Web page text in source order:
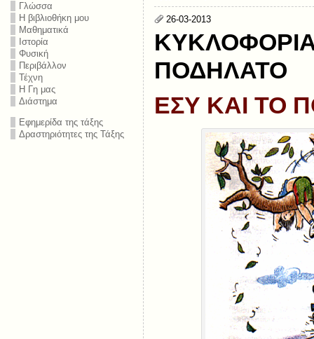
Γλώσσα
Η βιβλιοθήκη μου
Μαθηματικά
Ιστορία
Φυσική
Περιβάλλον
Τέχνη
Η Γη μας
Διάστημα
Εφημερίδα της τάξης
Δραστηριότητες της Τάξης
26-03-2013
ΠΟΔΗΛΑΤΟ
ΕΣΥ ΚΑΙ ΤΟ